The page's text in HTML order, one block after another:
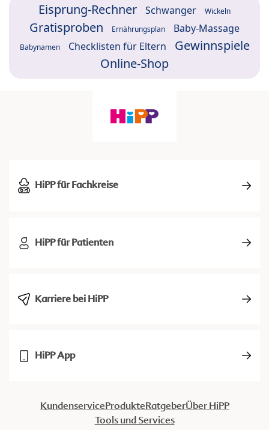
Eisprung-Rechner Schwanger Wickeln
Gratisproben Ernährungsplan Baby-Massage
Babynamen Checklisten für Eltern
Gewinnspiele
Online-Shop
HiPP für Fachkreise
HiPP für Patienten
Karriere bei HiPP
HiPP App
KundenserviceProdukteRatgeberÜber HiPP
Tools und Services